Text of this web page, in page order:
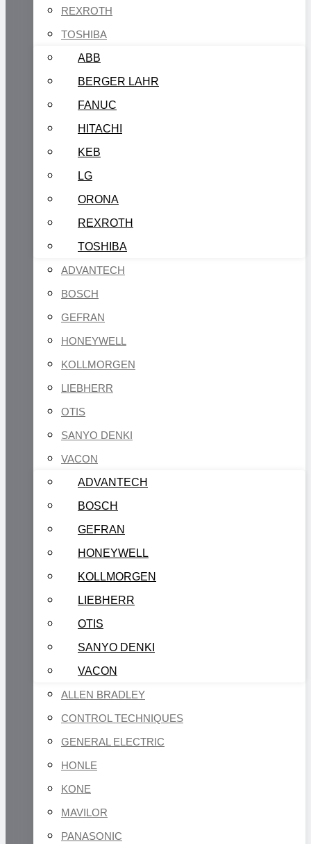
REXROTH
TOSHIBA
ABB
BERGER LAHR
FANUC
HITACHI
KEB
LG
ORONA
REXROTH
TOSHIBA
ADVANTECH
BOSCH
GEFRAN
HONEYWELL
KOLLMORGEN
LIEBHERR
OTIS
SANYO DENKI
VACON
ADVANTECH
BOSCH
GEFRAN
HONEYWELL
KOLLMORGEN
LIEBHERR
OTIS
SANYO DENKI
VACON
ALLEN BRADLEY
CONTROL TECHNIQUES
GENERAL ELECTRIC
HONLE
KONE
MAVILOR
PANASONIC